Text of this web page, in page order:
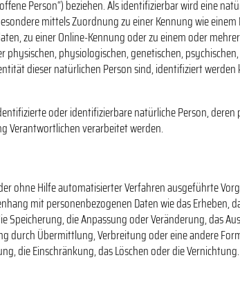
Person“) beziehen. Als identifizierbar wird eine
mittels Zuordnung zu einer Kennung wie einem
zu einer Online-Kennung oder zu einem oder
physischen, physiologischen, genetischen,
dieser natürlichen Person sind, identifiziert werden
oder identifizierbare natürliche Person, deren
Verantwortlichen verarbeitet werden.
ohne Hilfe automatisierter Verfahren ausgeführte
mit personenbezogenen Daten wie das Erheben,
Speicherung, die Anpassung oder Veränderung, das
durch Übermittlung, Verbreitung oder eine andere
die Einschränkung, das Löschen oder die Vernichtung.